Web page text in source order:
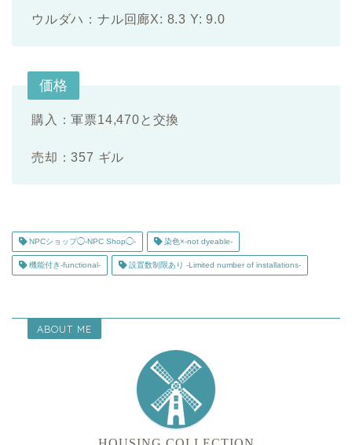
ウルダハ：ナル回廊X: 8.3 Y: 9.0
価格
購入：軍票14,470と交換
売却：357 ギル
NPCショップ◯-NPC Shop◯- 染色×-not dyeable-
機能付き-functional- 設置数制限あり -Limited number of installations-
ABOUT ME